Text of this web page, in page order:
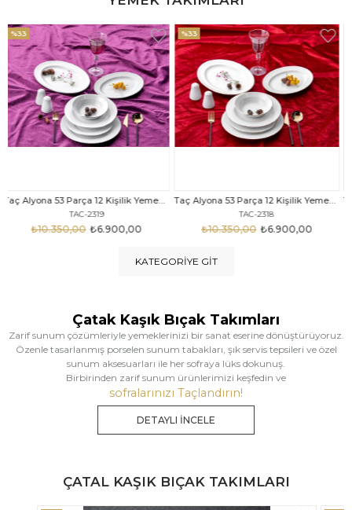
Taç Alyona 53 Parça 12 Kişilik Yemek Takımı Gold
TAC-2318
₺6.900,00
₺10.350,00
%33
TAC-2316
₺9.499,00
₺12.669,00
%25
KATEGORIYE GIT
Çatak Kaşık Bıçak Takımları
Zarif sunum çözümleriyle yemeklerinizi bir sanat eserine dönüştürüyoruz.
Özenle tasarlanmış porselen sunum tabakları, şık servis tepsileri ve özel
sunum aksesuarları ile her sofraya lüks dokunuş.
Birbirinden zarif sunum ürünlerimizi keşfedin ve
sofralarınızı Taçlandırın!
DETAYLI İNCELE
ÇATAL KAŞIK BIÇAK TAKIMLARI